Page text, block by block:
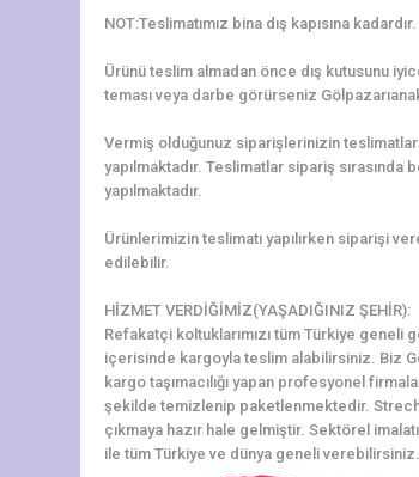
NOT:Teslimatımız bina dış kapısına kadardır.
Ürünü teslim almadan önce dış kutusunu
teması veya darbe görürseniz
Vermiş olduğunuz siparişlerinizin teslimatları
yapılmaktadır. Teslimatlar sipariş
yapılmaktadır.
Ürünlerimizin teslimatı yapılırken siparişi
edilebilir.
HİZMET VERDİĞİMİZ(YAŞADIĞINIZ ŞEHİR):
Refakatçi koltuklarımızı tüm Türkiye
içerisinde kargoyla teslim alabilirsiniz. Biz
kargo taşımacılığı yapan profesyonel
şekilde temizlenip paketlenmektedir. Strech
çıkmaya hazır hale gelmiştir. Sektörel
ile tüm Türkiye ve dünya geneli verebilirsiniz.